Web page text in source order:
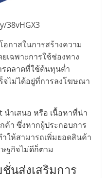
38vHGX3
อกาสในการสร้างความ
เฉพาะการใช้ช่องทาง
รตลาดที่ใช้ต้นทุนต่ำ
จไม่ได้อยู่ที่การลงโฆษณา
นำเสนอ หรือ เนื้อหาที่น่า
ค้า ซึ่งหากผู้ประกอบการ
ให้สามารถเพิ่มยอดสินค้า
ฐกิจไม่ดีก็ตาม
นส่งเสริมการ